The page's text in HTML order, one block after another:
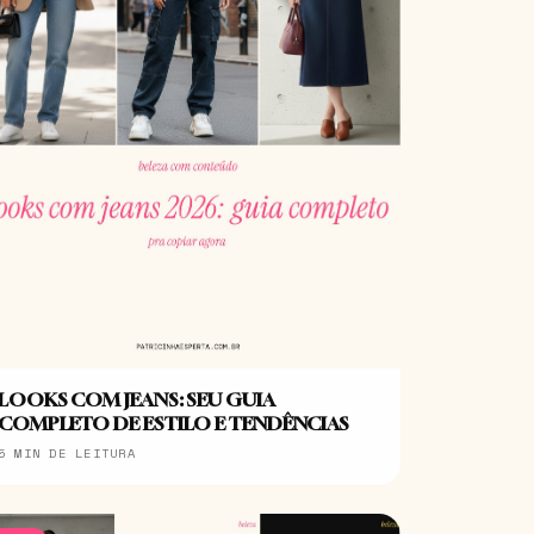
COM JEANS: SEU GUIA
DE ESTILO E TENDÊNCIAS
MIN DE LEITURA